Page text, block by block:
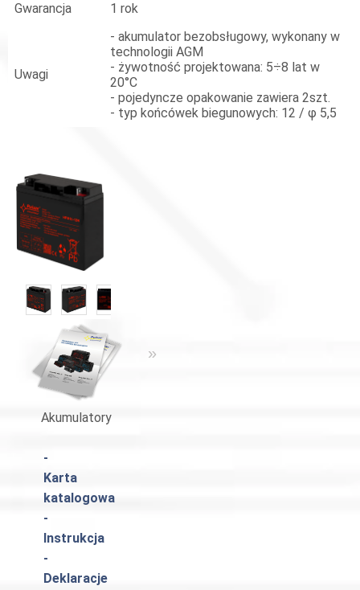
Gwarancja
1 rok
Uwagi
- akumulator bezobsługowy, wykonany w
technologii AGM
- żywotność projektowana: 5÷8 lat w
20°C
- pojedyncze opakowanie zawiera 2szt.
- typ końcówek biegunowych: 12 / φ 5,5
Akumulatory
»
-
Karta
katalogowa
-
Instrukcja
-
Deklaracje